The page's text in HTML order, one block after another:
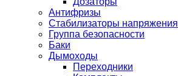
Антифризы
Стабилизаторы напряжения
Группа безопасности
Баки
Дымоходы
Переходники